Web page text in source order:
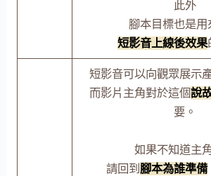
此外
腳本目標也是用
短影音上線後效果
短影音可以向觀眾展示
而影片主角對於這個說
要。
如果不知道主
請回到 腳本為誰準備